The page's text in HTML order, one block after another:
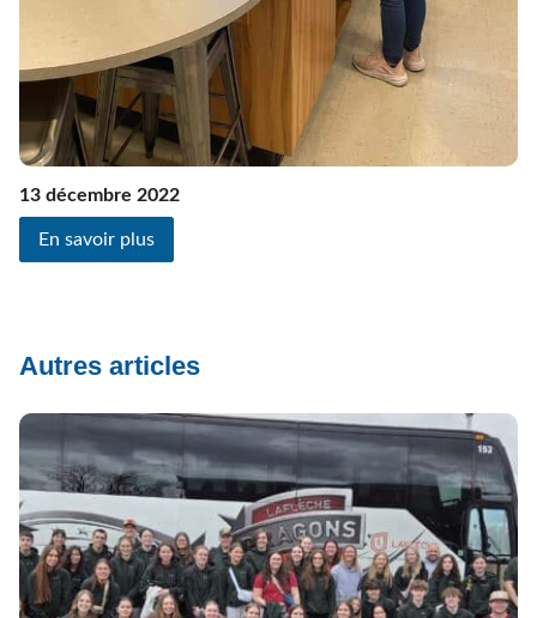
13 décembre 2022
En savoir plus
Autres articles